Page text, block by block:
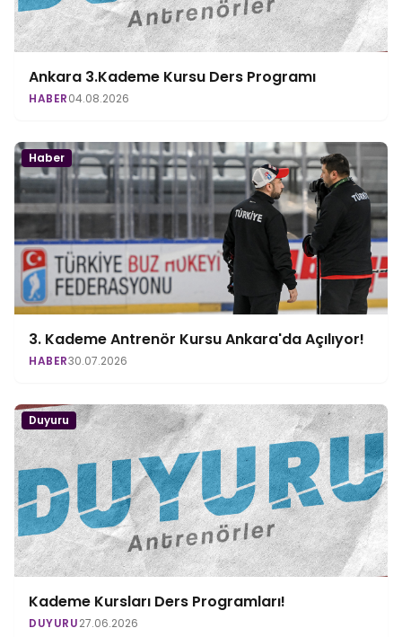
Ankara 3.Kademe Kursu Ders Programı
HABER04.08.2026
Haber
3. Kademe Antrenör Kursu Ankara'da Açılıyor!
HABER30.07.2026
Duyuru
Kademe Kursları Ders Programları!
DUYURU27.06.2026